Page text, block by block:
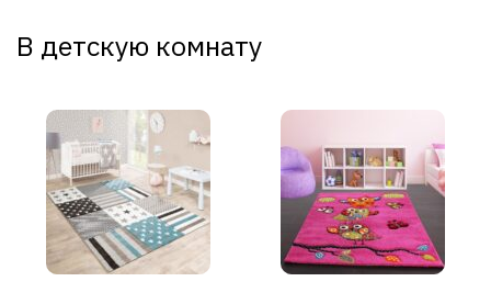
В детскую комнату